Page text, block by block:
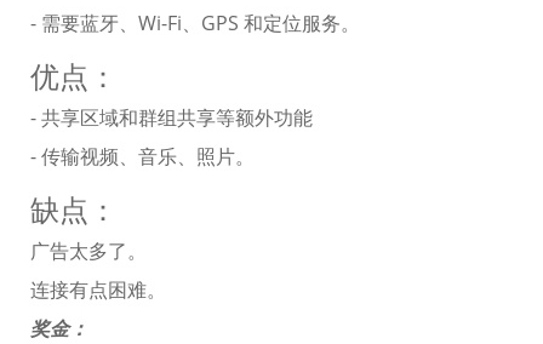
- 需要蓝牙、Wi-Fi、GPS 和定位服务。
优点：
- 共享区域和群组共享等额外功能
- 传输视频、音乐、照片。
缺点：
广告太多了。
连接有点困难。
奖金：